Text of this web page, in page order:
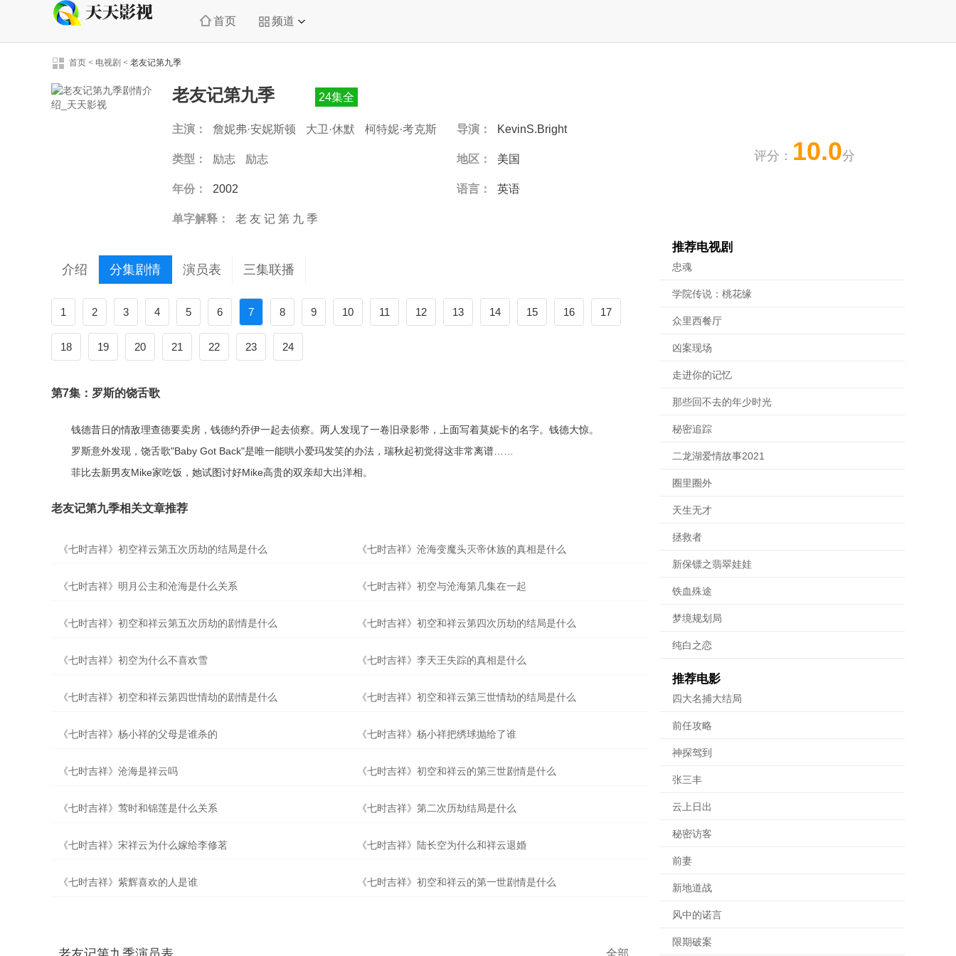
首页 频道
首页 < 电视剧 < 老友记第九季
评分： 10.0分
老友记第九季 24集全
主演： 詹妮弗·安妮斯顿 大卫·休默
柯特妮·考克斯
导演： KevinS.Bright
类型： 励志 励志 地区： 美国
年份： 2002 语言： 英语
单字解释： 老 友 记 第 九 季
介绍 分集剧情 演员表 三集联播
1 2 3 4 5 6 7 8 9 10 11 12 13 14 15 16 17
18 19 20 21 22 23 24
第7集：罗斯的饶舌歌
钱德昔日的情敌理查德要卖房，钱德约乔伊一起去侦察。两人发现了一卷旧录影带，上面写着莫妮卡的名字。钱德大惊。
罗斯意外发现，饶舌歌"Baby Got Back"是唯一能哄小爱玛发笑的办法，瑞秋起初觉得这非常离谱……
菲比去新男友Mike家吃饭，她试图讨好Mike高贵的双亲却大出洋相。
老友记第九季相关文章推荐
《七时吉祥》初空祥云第五次历劫的结局是什么 《七时吉祥》沧海变魔头灭帝休族的真相是什么
《七时吉祥》明月公主和沧海是什么关系 《七时吉祥》初空与沧海第几集在一起
《七时吉祥》初空和祥云第五次历劫的剧情是什么 《七时吉祥》初空和祥云第四次历劫的结局是什么
《七时吉祥》初空为什么不喜欢雪 《七时吉祥》李天王失踪的真相是什么
《七时吉祥》初空和祥云第四世情劫的剧情是什么 《七时吉祥》初空和祥云第三世情劫的结局是什么
《七时吉祥》杨小祥的父母是谁杀的 《七时吉祥》杨小祥把绣球抛给了谁
《七时吉祥》沧海是祥云吗 《七时吉祥》初空和祥云的第三世剧情是什么
《七时吉祥》莺时和锦莲是什么关系 《七时吉祥》第二次历劫结局是什么
《七时吉祥》宋祥云为什么嫁给李修茗 《七时吉祥》陆长空为什么和祥云退婚
《七时吉祥》紫辉喜欢的人是谁 《七时吉祥》初空和祥云的第一世剧情是什么
全部
推荐电视剧
忠魂
学院传说：桃花缘
众里西餐厅
凶案现场
走进你的记忆
那些回不去的年少时光
秘密追踪
二龙湖爱情故事2021
圈里圈外
天生无才
拯救者
新保镖之翡翠娃娃
铁血殊途
梦境规划局
纯白之恋
推荐电影
四大名捕大结局
前任攻略
神探驾到
张三丰
云上日出
秘密访客
前妻
新地道战
风中的诺言
限期破案